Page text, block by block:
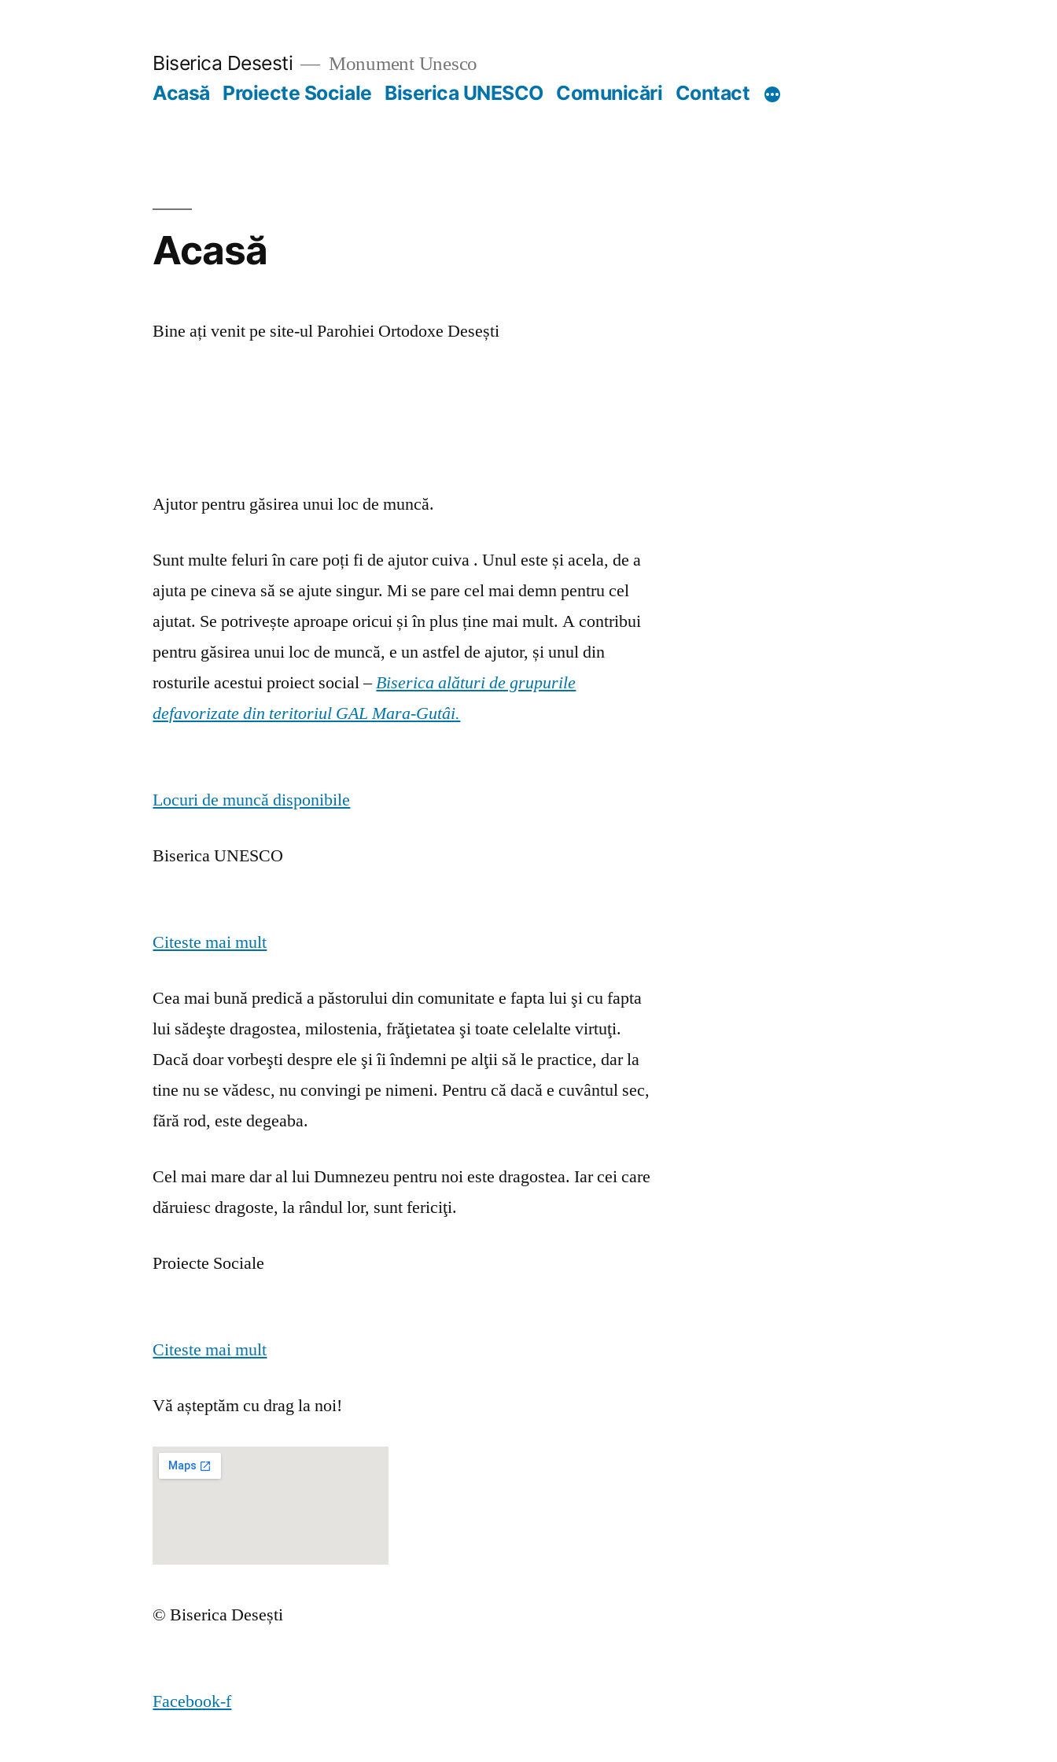
Biserica Desesti Monument Unesco
Acasă Proiecte Sociale Biserica UNESCO Comunicări Contact
Acasă
Bine ați venit pe site-ul Parohiei Ortodoxe Desești
Ajutor pentru găsirea unui loc de muncă.
Sunt multe feluri în care poți fi de ajutor cuiva . Unul este și acela, de a
ajuta pe cineva să se ajute singur. Mi se pare cel mai demn pentru cel
ajutat. Se potrivește aproape oricui și în plus ține mai mult. A contribui
pentru găsirea unui loc de muncă, e un astfel de ajutor, și unul din
rosturile acestui proiect social –Biserica alături de grupurile
defavorizate din teritoriul GAL Mara-Gutâi.
Locuri de muncă disponibile
Biserica UNESCO
Citeste mai mult
Cea mai bună predică a păstorului din comunitate e fapta lui şi cu fapta
lui sădeşte dragostea, milostenia, frăţietatea şi toate celelalte virtuţi.
Dacă doar vorbeşti despre ele şi îi îndemni pe alţii să le practice, dar la
tine nu se vă­desc, nu convingi pe nimeni. Pentru că dacă e cuvântul sec,
fără rod, este degeaba.
Cel mai mare dar al lui Dumnezeu pentru noi este dragostea. Iar cei care
dăruiesc dragoste, la rândul lor, sunt fericiţi.
Proiecte Sociale
Citeste mai mult
Vă așteptăm cu drag la noi!
© Biserica Desești
Facebook-f